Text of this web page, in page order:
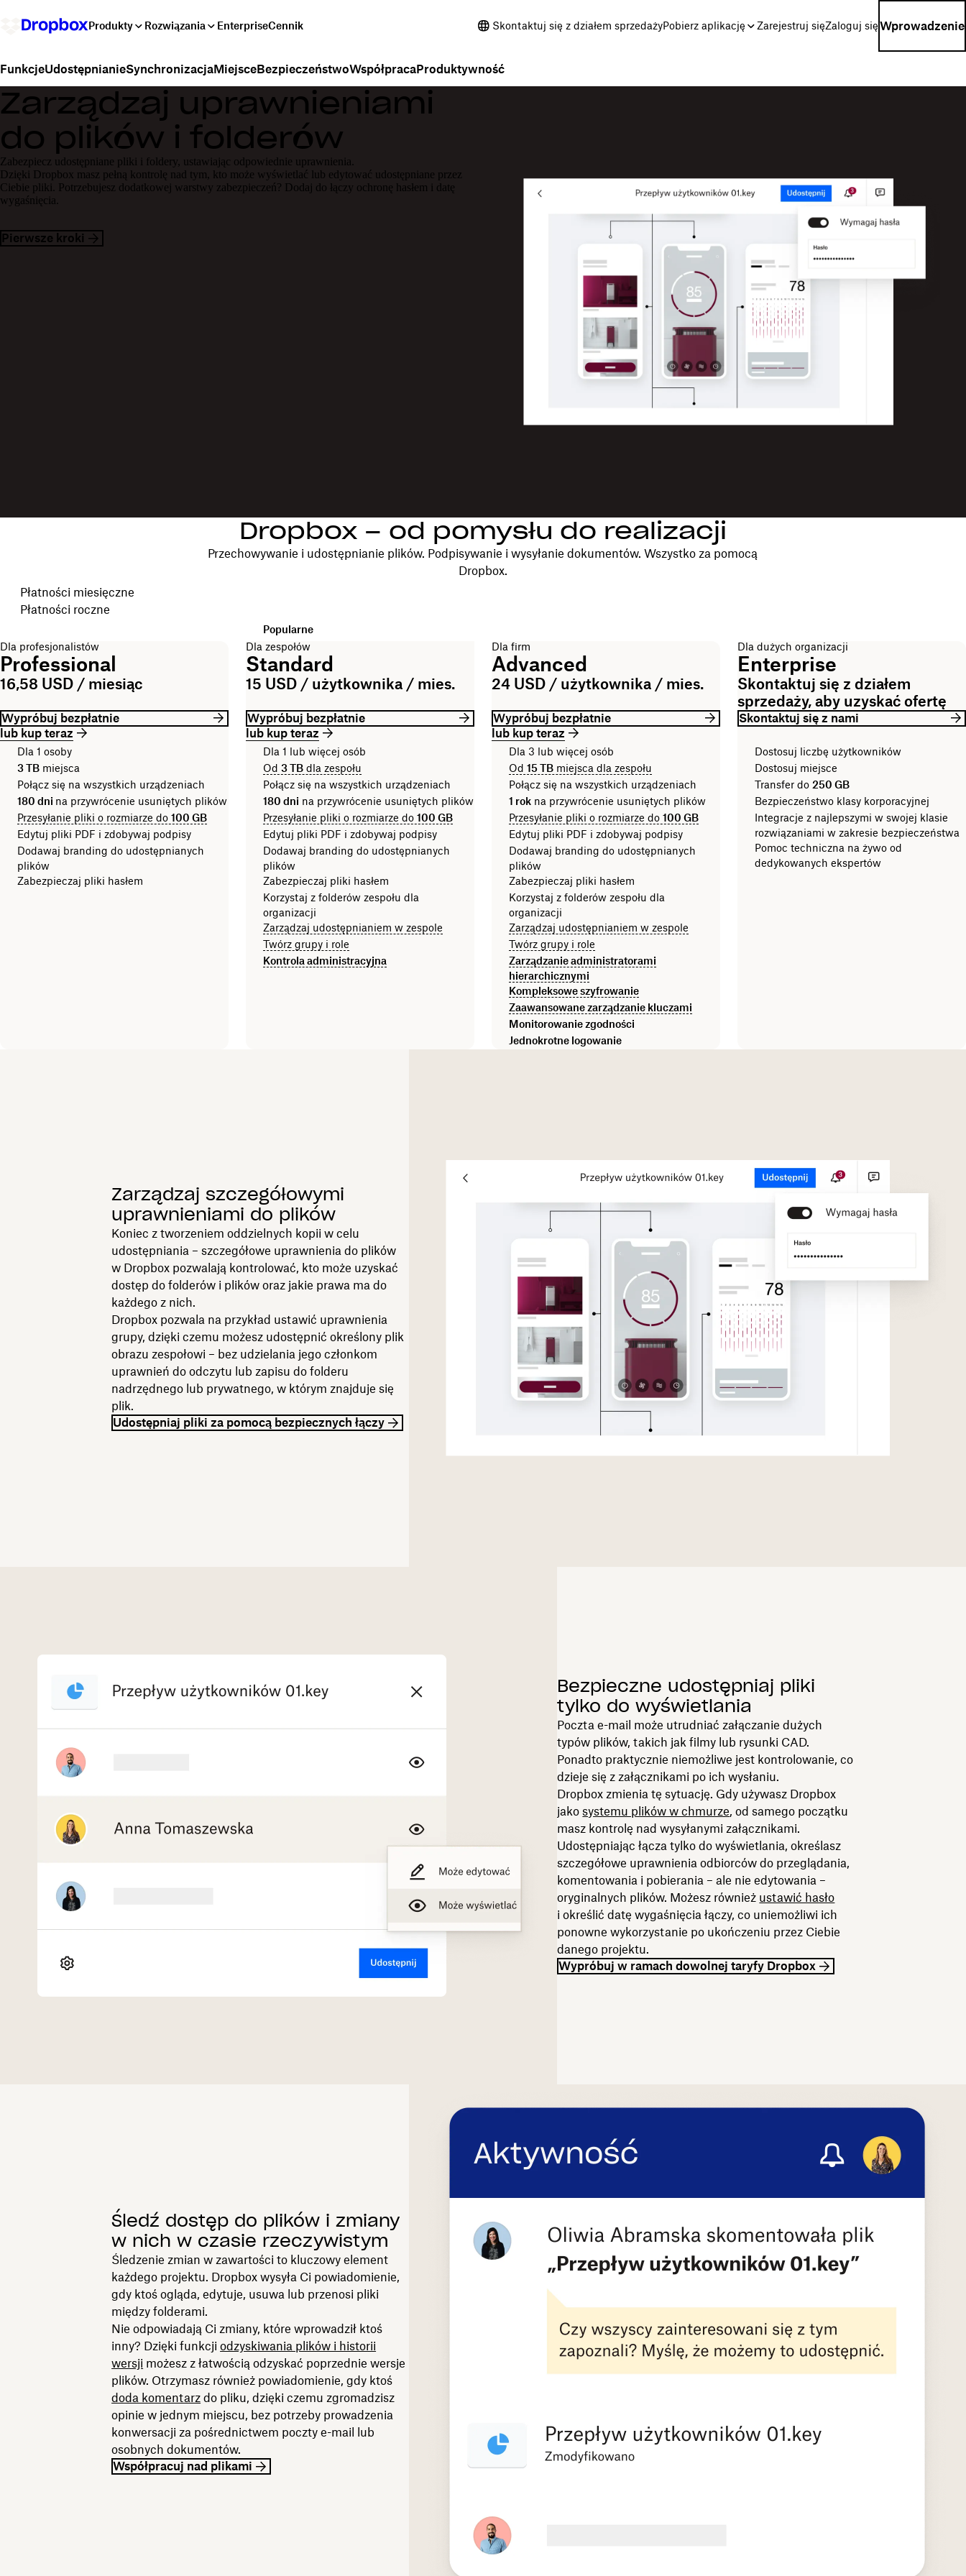
Produkty Rozwiązania EnterpriseCennik Skontaktuj się z działem sprzedażyPobierz aplikację Zarejestruj sięZaloguj sięWprowadzenie
FunkcjeUdostępnianieSynchronizacjaMiejsceBezpieczeństwoWspółpracaProduktywność
Zarządzaj uprawnieniami
do plików i folderów
Zabezpiecz udostępniane pliki i foldery, ustawiając odpowiednie uprawnienia.
Dzięki Dropbox masz pełną kontrolę nad tym, kto może wyświetlać lub edytować udostępniane przez
Ciebie pliki. Potrzebujesz dodatkowej warstwy zabezpieczeń? Dodaj do łączy ochronę hasłem i datę
wygaśnięcia.
Pierwsze kroki
Dropbox – od pomysłu do realizacji
Przechowywanie i udostępnianie plików. Podpisywanie i wysyłanie dokumentów. Wszystko za pomocą
Dropbox.
Wybierz cykl rozliczeniowy
Płatności miesięczne
Płatności roczne
Dla profesjonalistów
Professional
16,58 USD / miesiąc
Wypróbuj bezpłatnie
lub kup teraz
Dla 1 osoby
3 TB miejsca
Połącz się na wszystkich urządzeniach
180 dni na przywrócenie usuniętych plików
Przesyłanie pliki o rozmiarze do 100 GB
Edytuj pliki PDF i zdobywaj podpisy
Dodawaj branding do udostępnianych
plików
Zabezpieczaj pliki hasłem
Popularne
Dla zespołów
Standard
15 USD / użytkownika / mies.
Wypróbuj bezpłatnie
lub kup teraz
Dla 1 lub więcej osób
Od 3 TB dla zespołu
Połącz się na wszystkich urządzeniach
180 dni na przywrócenie usuniętych plików
Przesyłanie pliki o rozmiarze do 100 GB
Edytuj pliki PDF i zdobywaj podpisy
Dodawaj branding do udostępnianych
plików
Zabezpieczaj pliki hasłem
Korzystaj z folderów zespołu dla
organizacji
Zarządzaj udostępnianiem w zespole
Twórz grupy i role
Kontrola administracyjna
Dla firm
Advanced
24 USD / użytkownika / mies.
Wypróbuj bezpłatnie
lub kup teraz
Dla 3 lub więcej osób
Od 15 TB miejsca dla zespołu
Połącz się na wszystkich urządzeniach
1 rok na przywrócenie usuniętych plików
Przesyłanie pliki o rozmiarze do 100 GB
Edytuj pliki PDF i zdobywaj podpisy
Dodawaj branding do udostępnianych
plików
Zabezpieczaj pliki hasłem
Korzystaj z folderów zespołu dla
organizacji
Zarządzaj udostępnianiem w zespole
Twórz grupy i role
Zarządzanie administratorami
hierarchicznymi
Kompleksowe szyfrowanie
Zaawansowane zarządzanie kluczami
Monitorowanie zgodności
Jednokrotne logowanie
Dla dużych organizacji
Enterprise
Skontaktuj się z działem
sprzedaży, aby uzyskać ofertę
Skontaktuj się z nami
Dostosuj liczbę użytkowników
Dostosuj miejsce
Transfer do 250 GB
Bezpieczeństwo klasy korporacyjnej
Integracje z najlepszymi w swojej klasie
rozwiązaniami w zakresie bezpieczeństwa
Pomoc techniczna na żywo od
dedykowanych ekspertów
Zarządzaj szczegółowymi
uprawnieniami do plików
Koniec z tworzeniem oddzielnych kopii w celu
udostępniania – szczegółowe uprawnienia do plików
w Dropbox pozwalają kontrolować, kto może uzyskać
dostęp do folderów i plików oraz jakie prawa ma do
każdego z nich.
Dropbox pozwala na przykład ustawić uprawnienia
grupy, dzięki czemu możesz udostępnić określony plik
obrazu zespołowi – bez udzielania jego członkom
uprawnień do odczytu lub zapisu do folderu
nadrzędnego lub prywatnego, w którym znajduje się
plik.
Udostępniaj pliki za pomocą bezpiecznych łączy
Bezpieczne udostępniaj pliki
tylko do wyświetlania
Poczta e-mail może utrudniać załączanie dużych
typów plików, takich jak filmy lub rysunki CAD.
Ponadto praktycznie niemożliwe jest kontrolowanie, co
dzieje się z załącznikami po ich wysłaniu.
Dropbox zmienia tę sytuację. Gdy używasz Dropbox
jakosystemu plików w chmurze, od samego początku
masz kontrolę nad wysyłanymi załącznikami.
Udostępniając łącza tylko do wyświetlania, określasz
szczegółowe uprawnienia odbiorców do przeglądania,
komentowania i pobierania – ale nie edytowania –
oryginalnych plików. Możesz również ustawić hasło
i określić datę wygaśnięcia łączy, co uniemożliwi ich
ponowne wykorzystanie po ukończeniu przez Ciebie
danego projektu.
Wypróbuj w ramach dowolnej taryfy Dropbox
Śledź dostęp do plików i zmiany
w nich w czasie rzeczywistym
Śledzenie zmian w zawartości to kluczowy element
każdego projektu. Dropbox wysyła Ci powiadomienie,
gdy ktoś ogląda, edytuje, usuwa lub przenosi pliki
między folderami.
Nie odpowiadają Ci zmiany, które wprowadził ktoś
inny? Dzięki funkcjiodzyskiwania plików i historii
wersji możesz z łatwością odzyskać poprzednie wersje
plików. Otrzymasz również powiadomienie, gdy ktoś
doda komentarz do pliku, dzięki czemu zgromadzisz
opinie w jednym miejscu, bez potrzeby prowadzenia
konwersacji za pośrednictwem poczty e-mail lub
osobnych dokumentów.
Współpracuj nad plikami